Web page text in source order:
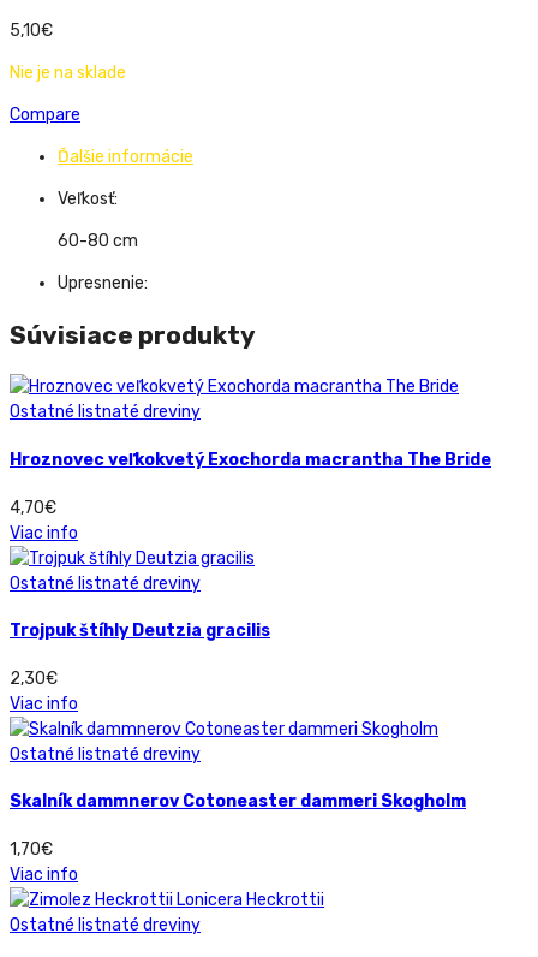
5,10€
Nie je na sklade
Compare
Ďalšie informácie
Veľkosť:
60-80 cm
Upresnenie:
Súvisiace produkty
Ostatné listnaté dreviny
Hroznovec veľkokvetý Exochorda macrantha The Bride
4,70€
Viac info
Ostatné listnaté dreviny
Trojpuk štíhly Deutzia gracilis
2,30€
Viac info
Ostatné listnaté dreviny
Skalník dammnerov Cotoneaster dammeri Skogholm
1,70€
Viac info
Ostatné listnaté dreviny